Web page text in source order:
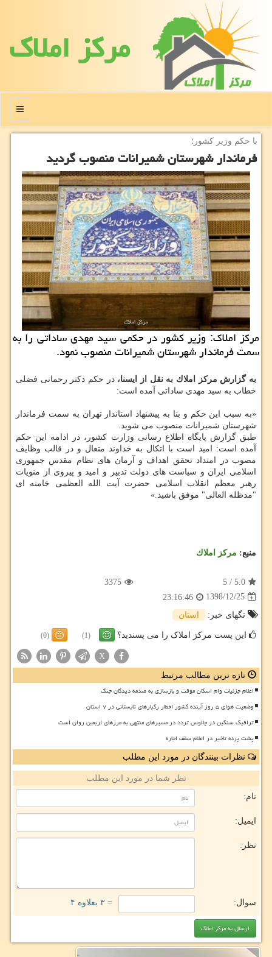
مركز املاك
منو
با حكم وزیر كشور؛
فرماندار شهرستان شمیرانات منصوب گردید
مركز املاك: وزیر كشور در حكمی سید مهدی ساداتی را به
سمت فرماندار شهرستان شمیرانات منصوب نمود.
به گزارش مركز املاك به نقل از ایسنا،در حكم دكتر رحمانی فضلی
خطاب به سید مهدی ساداتی آمده است:
«به سبب این حكم و بنا به پیشنهاد استاندار تهران به سمت فرماندار
شهرستان شمیرانات منصوب می شوید.
طبق گزارش پایگاه اطلاع رسانی وزارت كشور، در ادامه این حكم
آمده است: امید است با اتكال به خداوند متعال و در قالب وظایف
مصوب در امتداد تحقق اهداف و آرمان های نظام مقدس جمهوری
اسلامی ایران و سیاست های دولت تدبیر و امید و پیروی از منویات
رهبر معظم انقلاب اسلامی حضرت آیت الله العظمی خامنه ای
"مدظله العالی" موفق باشید.»
منبع: مركز املاك
5.0
/
5
3375
1398/12/25
23:16:46
تگهای خبر:
استان
این پست مرکز املاک را می پسندید؟ (1)
(0)
X
تازه ترین مطالب مرتبط
اعلام جزئیات وام اسکان موقت و بازسازی به صدمه دیدگان جنگ
وضعیت هوای ۵ روز آینده کشور اخطار رگبارهای تابستانی در ۷ استان
ترافیک سنگین در چالوس تردد در مسیرهای منتهی به مرزهای اربعین روان است
پشت پرده تاخیر در اعلام سقف اجاره
نظرات بینندگان در مورد این مطلب
نظر شما در مورد این مطلب
نام:
ایمیل:
نظر:
سوال: = ۳ بعلاوه ۴